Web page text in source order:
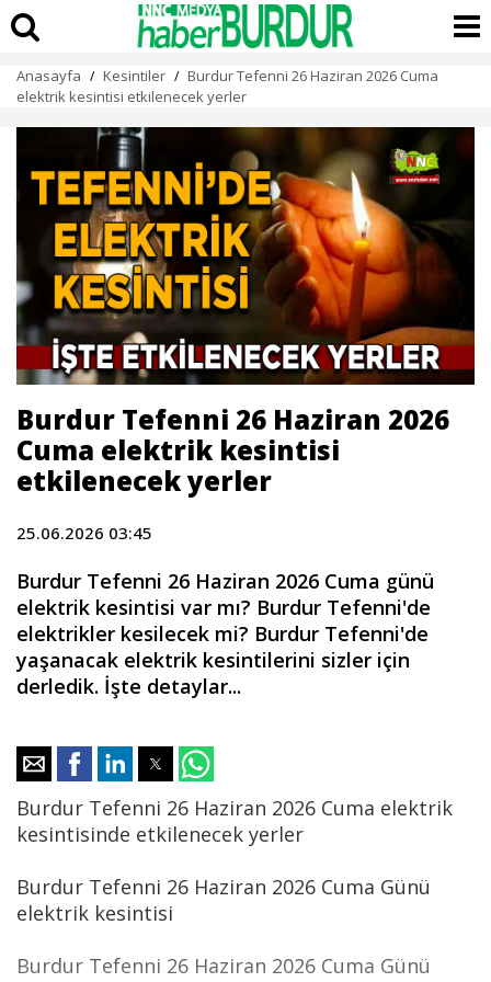
Anasayfa / Kesintiler / Burdur Tefenni 26 Haziran 2026 Cuma
elektrik kesintisi etkilenecek yerler
Burdur Tefenni 26 Haziran 2026
Cuma elektrik kesintisi
etkilenecek yerler
25.06.2026 03:45
Burdur Tefenni 26 Haziran 2026 Cuma günü
elektrik kesintisi var mı? Burdur Tefenni'de
elektrikler kesilecek mi? Burdur Tefenni'de
yaşanacak elektrik kesintilerini sizler için
derledik. İşte detaylar...
Burdur Tefenni 26 Haziran 2026 Cuma elektrik
kesintisinde etkilenecek yerler
Burdur Tefenni 26 Haziran 2026 Cuma Günü
elektrik kesintisi
Burdur Tefenni 26 Haziran 2026 Cuma Günü